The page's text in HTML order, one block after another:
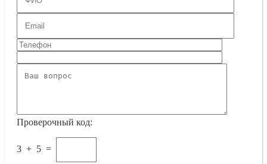
Проверочный код:
3 + 5 =